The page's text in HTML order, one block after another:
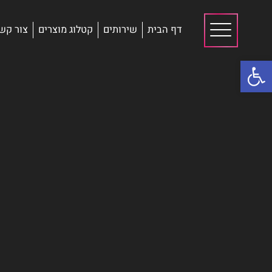
פתח סרגל נגישות
דף הבית שירותים קטלוג מוצרים צור